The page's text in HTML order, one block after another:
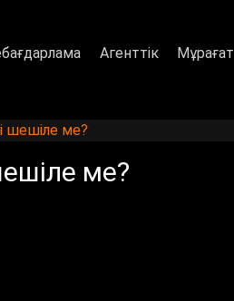
Агенттік Мұрағат
шешіле ме?
ме?